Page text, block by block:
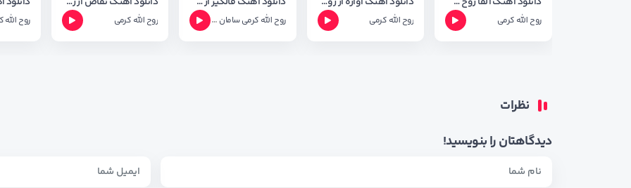
روح الله کرمی روح الله کرمی روح الله کرمیسامان یاسین روح الله کرمی روح الله
نظرات
دیدگاهتان را بنویسید!